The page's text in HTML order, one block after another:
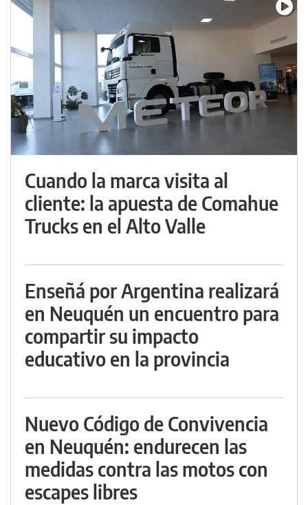
Cuando la marca visita al
cliente: la apuesta de Comahue
Trucks en el Alto Valle
Enseñá por Argentina realizará
en Neuquén un encuentro para
compartir su impacto
educativo en la provincia
Nuevo Código de Convivencia
en Neuquén: endurecen las
medidas contra las motos con
escapes libres